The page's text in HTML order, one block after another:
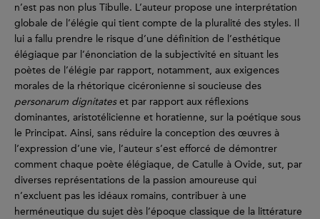
n’est pas non plus Tibulle. L’auteur propose une interprétation
globale de l’élégie qui tient compte de la pluralité des styles. Il
lui a fallu prendre le risque d’une définition de l’esthétique
élégiaque par l’énonciation de la subjectivité en situant les
poètes de l’élégie par rapport, notamment, aux exigences
morales de la rhétorique cicéronienne si soucieuse des
personarum dignitateset par rapport aux réflexions
dominantes, aristotélicienne et horatienne, sur la poétique sous
le Principat. Ainsi, sans réduire la conception des œuvres à
l’expression d’une vie, l’auteur s’est efforcé de démontrer
comment chaque poète élégiaque, de Catulle à Ovide, sut, par
diverses représentations de la passion amoureuse qui
n’excluent pas les idéaux romains, contribuer à une
herméneutique du sujet dès l’époque classique de la littérature